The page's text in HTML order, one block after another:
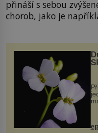
přináší s sebou
chorob, jako je